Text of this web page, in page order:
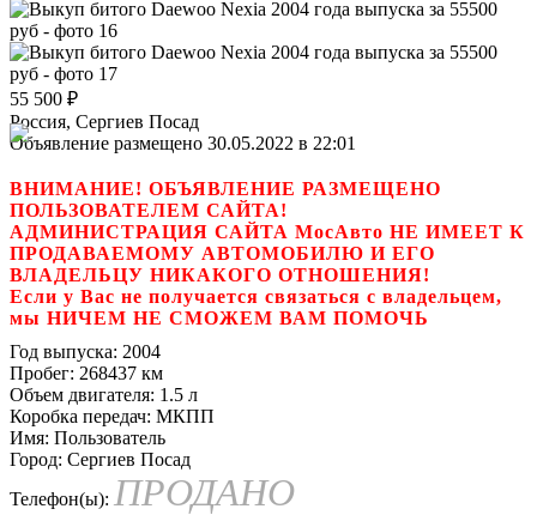
55 500 ₽
Россия, Сергиев Посад
Объявление размещено 30.05.2022 в 22:01
ВНИМАНИЕ! ОБЪЯВЛЕНИЕ РАЗМЕЩЕНО
ПОЛЬЗОВАТЕЛЕМ САЙТА!
АДМИНИСТРАЦИЯ САЙТА МосАвто НЕ ИМЕЕТ К
ПРОДАВАЕМОМУ АВТОМОБИЛЮ И ЕГО
ВЛАДЕЛЬЦУ НИКАКОГО ОТНОШЕНИЯ!
Если у Вас не получается связаться с владельцем,
мы НИЧЕМ НЕ СМОЖЕМ ВАМ ПОМОЧЬ
Год выпуска: 2004
Пробег: 268437 км
Объем двигателя: 1.5 л
Коробка передач: МКПП
Имя: Пользователь
Город: Сергиев Посад
Телефон(ы): ПРОДАНО